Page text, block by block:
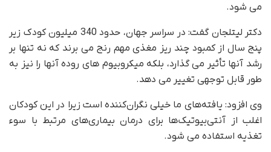
می شود.
دکتر لیتلجان گفت: در سراسر جهان، حدود 340 میلیون کودک زیر
پنج سال از کمبود چند ریز مغذی مهم رنج می برند که نه تنها بر
رشد آنها تأثیر می گذارد، بلکه میکروبیوم های روده آنها را نیز به
طور قابل توجهی تغییر می دهد.
وی افزود: یافته‌های ما خیلی نگران‌کننده است زیرا در این کودکان
اغلب از آنتی‌بیوتیک‌ها برای درمان بیماری‌های مرتبط با سوء
تغذیه استفاده می شود.